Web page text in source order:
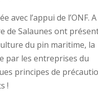
avec l’appui de l’ONF.
de Salaunes ont
du pin maritime, la
par les entreprises du
principes de
!